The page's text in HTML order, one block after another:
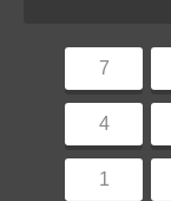
7
4
1